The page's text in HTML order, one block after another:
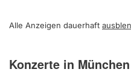
Alle Anzeigen dauerhaft
Konzerte in München